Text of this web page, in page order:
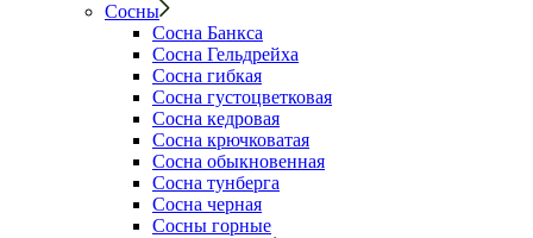
Сосны
Сосна Банкса
Сосна Гельдрейха
Сосна гибкая
Сосна густоцветковая
Сосна кедровая
Сосна крючковатая
Сосна обыкновенная
Сосна тунберга
Сосна черная
Сосны горные